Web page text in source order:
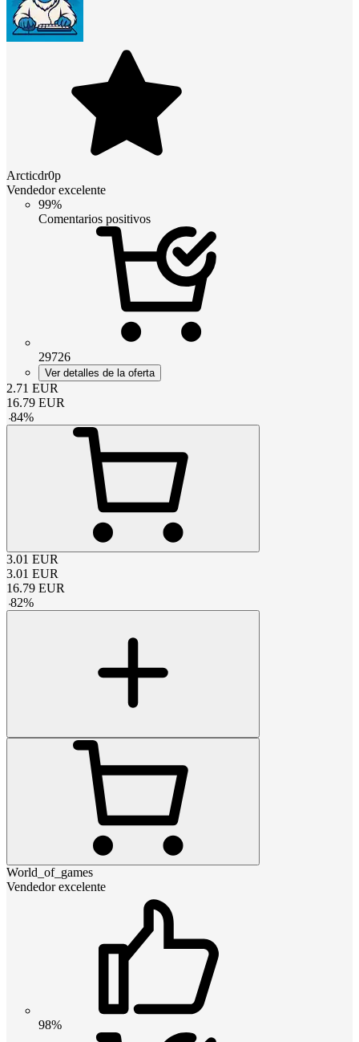
Arcticdr0p
Vendedor excelente
99%
Comentarios positivos
29726
Ver detalles de la oferta
2.71 EUR
16.79 EUR
-84%
3.01 EUR
3.01 EUR
16.79 EUR
-82%
World_of_games
Vendedor excelente
98%